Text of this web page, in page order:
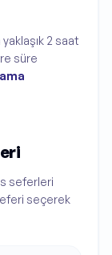
2 saat
süre
seferleri
seçerek